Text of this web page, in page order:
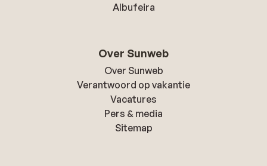
Albufeira
Over Sunweb
Over Sunweb
Verantwoord op vakantie
Vacatures
Pers & media
Sitemap